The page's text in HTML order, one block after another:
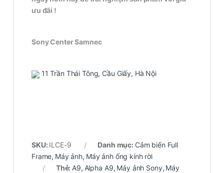
ưu đãi !
Sony Center Samnec
11 Trần Thái Tông, Cầu Giấy, Hà Nội
SKU: ILCE-9 Danh mục: Cảm biến Full
Frame, Máy ảnh, Máy ảnh ống kính rời
Thẻ:A9, Alpha A9, Máy ảnh Sony, Máy